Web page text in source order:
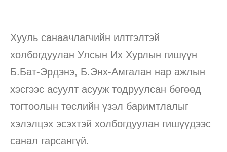
Хууль санаачлагчийн илтгэлтэй
холбогдуулан Улсын Их Хурлын гишүүн
Б.Бат-Эрдэнэ, Б.Энх-Амгалан нар ажлын
хэсгээс асуулт асууж тодруулсан бөгөөд
тогтоолын төслийн үзэл баримтлалыг
хэлэлцэх эсэхтэй холбогдуулан гишүүдээс
санал гарсангүй.